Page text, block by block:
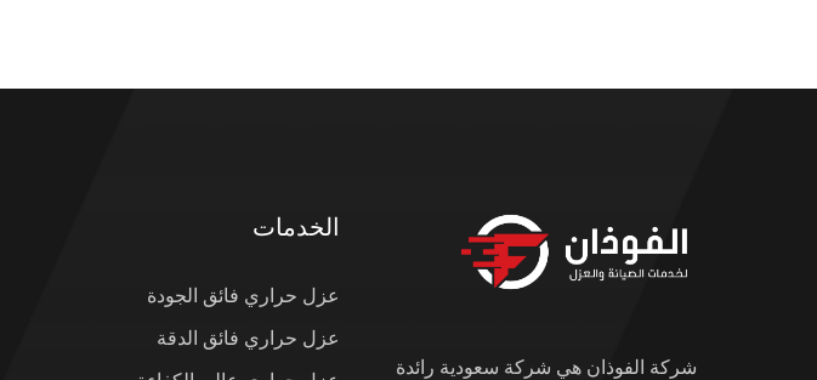
شركة الفوذان هي شركة سعودية رائدة
الخدمات
عزل حراري فائق الجودة
عزل حراري فائق الدقة